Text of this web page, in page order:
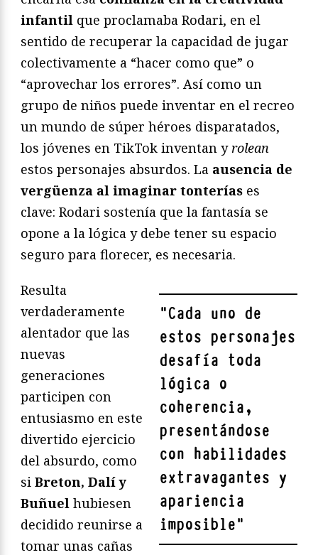
infantil que proclamaba Rodari, en el
sentido de recuperar la capacidad de jugar
colectivamente a “hacer como que” o
“aprovechar los errores”. Así como un
grupo de niños puede inventar en el recreo
un mundo de súper héroes disparatados,
los jóvenes en TikTok inventan y rolean
estos personajes absurdos. La ausencia de
vergüenza al imaginar tonterías es
clave: Rodari sostenía que la fantasía se
opone a la lógica y debe tener su espacio
seguro para florecer, es necesaria.
"Cada uno de
estos personajes
desafía toda
lógica o
coherencia,
presentándose
con habilidades
extravagantes y
apariencia
imposible"
Resulta
verdaderamente
alentador que las
nuevas
generaciones
participen con
entusiasmo en este
divertido ejercicio
del absurdo, como
si Breton, Dalí y
Buñuel hubiesen
decidido reunirse a
tomar unas cañas